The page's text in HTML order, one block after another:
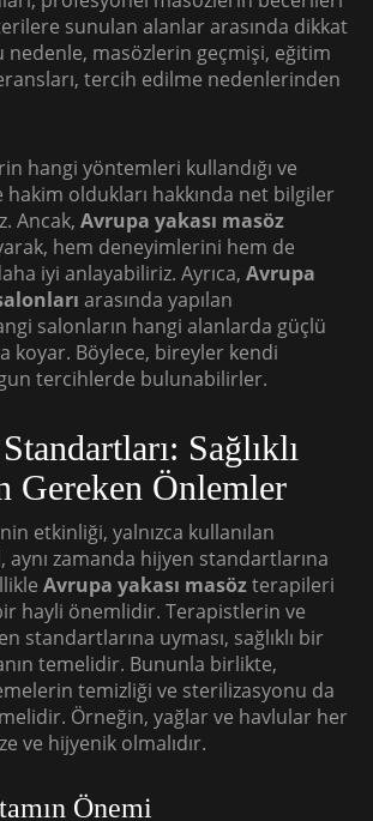
sunulan alanlar arasında dikkat
nedenle, masözlerin geçmişi, eğitim
tercih edilme nedenlerinden
hangi yöntemleri kullandığı ve
oldukları hakkında net bilgiler
Ancak, Avrupa yakası masöz
hem deneyimlerini hem de
iyi anlayabiliriz. Ayrıca, Avrupa
arasında yapılan
salonların hangi alanlarda güçlü
koyar. Böylece, bireyler kendi
tercihlerde bulunabilirler.
Sağlıklı
Gereken Önlemler
etkinliği, yalnızca kullanılan
zamanda hijyen standartlarına
Avrupa yakası masözterapileri
hayli önemlidir. Terapistlerin ve
standartlarına uyması, sağlıklı bir
temelidir. Bununla birlikte,
temizliği ve sterilizasyonu da
Örneğin, yağlar ve havlular her
ve hijyenik olmalıdır.
Önemi